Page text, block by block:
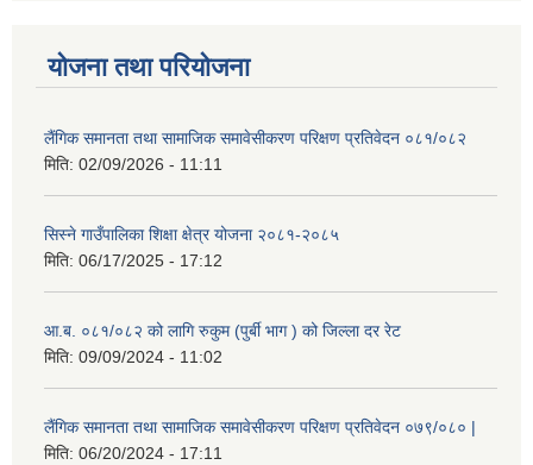
योजना तथा परियोजना
लैंगिक समानता तथा सामाजिक समावेसीकरण परिक्षण प्रतिवेदन ०८१/०८२
मिति: 02/09/2026 - 11:11
सिस्ने गाउँपालिका शिक्षा क्षेत्र योजना २०८१-२०८५
मिति: 06/17/2025 - 17:12
आ.ब. ०८१/०८२ को लागि रुकुम (पुर्बी भाग ) को जिल्ला दर रेट
मिति: 09/09/2024 - 11:02
लैंगिक समानता तथा सामाजिक समावेसीकरण परिक्षण प्रतिवेदन ०७९/०८० |
मिति: 06/20/2024 - 17:11